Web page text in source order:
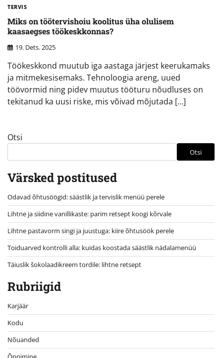
TERVIS
Miks on töötervishoiu koolitus üha olulisem
kaasaegses töökeskkonnas?
19. Dets. 2025
Töökeskkond muutub iga aastaga järjest keerukamaks
ja mitmekesisemaks. Tehnoloogia areng, uued
töövormid ning pidev muutus tööturu nõudluses on
tekitanud ka uusi riske, mis võivad mõjutada […]
Otsi
Otsi
Värsked postitused
Odavad õhtusöögid: säästlik ja tervislik menüü perele
Lihtne ja siidine vanillikaste: parim retsept koogi kõrvale
Lihtne pastavorm singi ja juustuga: kiire õhtusöök perele
Toiduarved kontrolli alla: kuidas koostada säästlik nädalamenüü
Täiuslik šokolaadikreem tordile: lihtne retsept
Rubriigid
Karjäär
Kodu
Nõuanded